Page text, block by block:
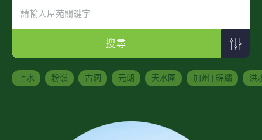
搜尋
上水 粉嶺 古洞 元朗 天水圍 加州 | 錦繡 洪